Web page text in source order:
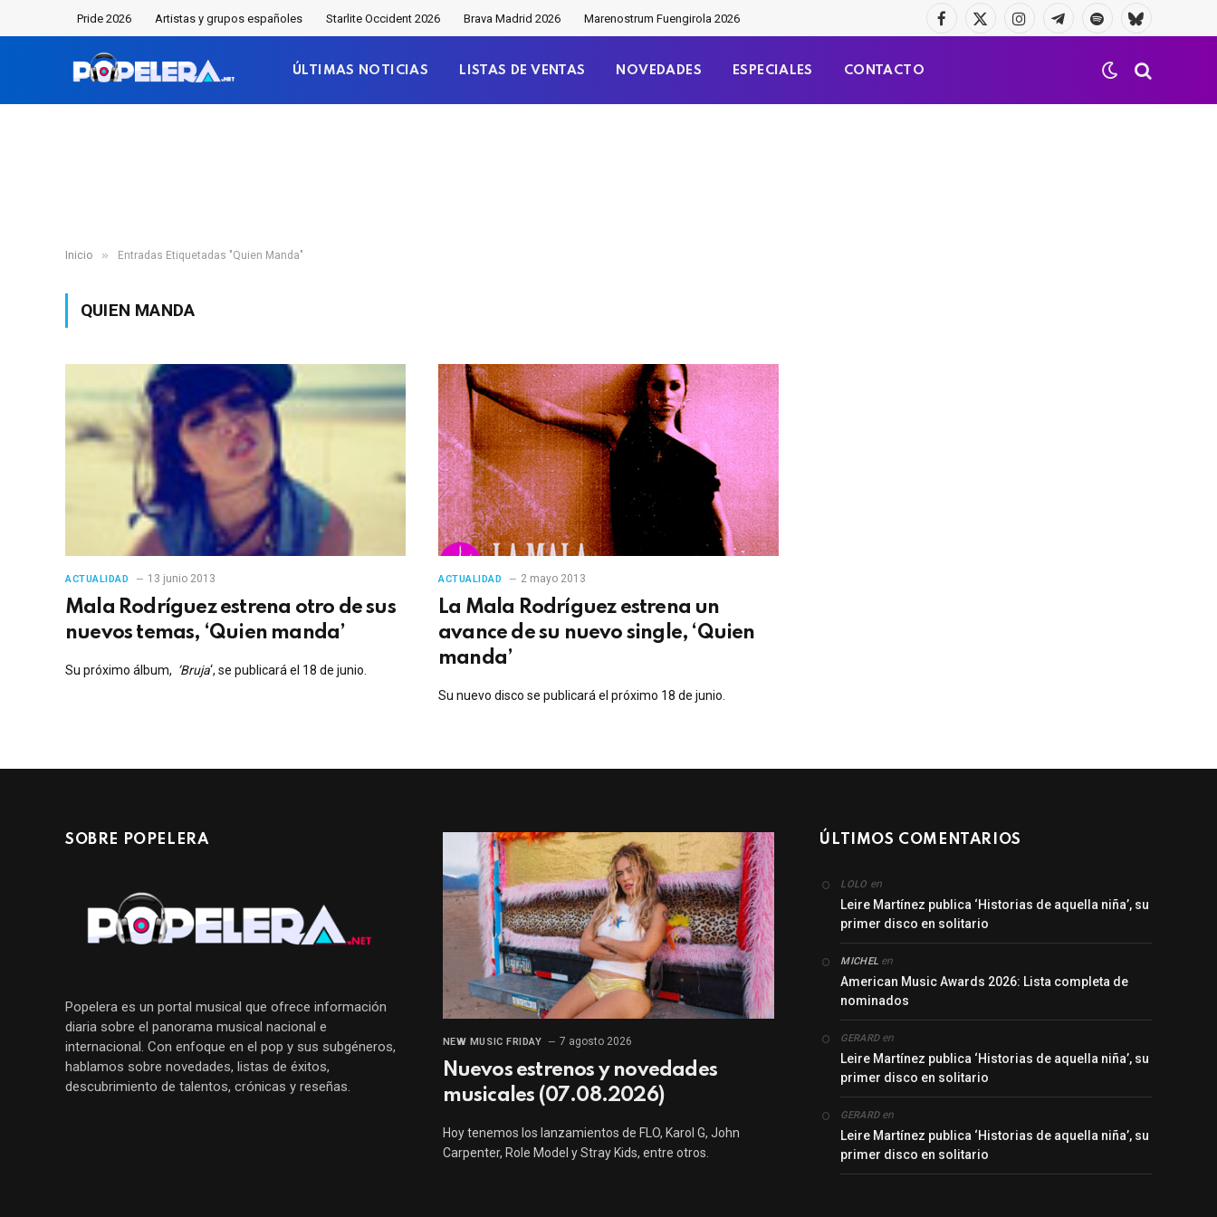
Pride 2026 Artistas y grupos españoles Starlite Occident 2026 Brava Madrid 2026 Marenostrum Fuengirola 2026
Facebook
X
InstagramTelegramaSpotifyBluesky
ÚLTIMAS NOTICIAS LISTAS DE VENTAS NOVEDADES ESPECIALES CONTACTO
Inicio » Entradas Etiquetadas "Quien Manda"
QUIEN MANDA
ACTUALIDAD 13 junio 2013
Mala Rodríguez estrena otro de sus
nuevos temas, ‘Quien manda’
Su próximo álbum, ‘Bruja‘, se publicará el 18 de junio.
ACTUALIDAD 2 mayo 2013
La Mala Rodríguez estrena un
avance de su nuevo single, ‘Quien
manda’
Su nuevo disco se publicará el próximo 18 de junio.
SOBRE POPELERA
Popelera es un portal musical que ofrece información
diaria sobre el panorama musical nacional e
internacional. Con enfoque en el pop y sus subgéneros,
hablamos sobre novedades, listas de éxitos,
descubrimiento de talentos, crónicas y reseñas.
NEW MUSIC FRIDAY 7 agosto 2026
Nuevos estrenos y novedades
musicales (07.08.2026)
Hoy tenemos los lanzamientos de FLO, Karol G, John
Carpenter, Role Model y Stray Kids, entre otros.
ÚLTIMOS COMENTARIOS
LOLO en
Leire Martínez publica ‘Historias de aquella niña’, su
primer disco en solitario
MICHEL en
American Music Awards 2026: Lista completa de
nominados
GERARDen
Leire Martínez publica ‘Historias de aquella niña’, su
primer disco en solitario
GERARDen
Leire Martínez publica ‘Historias de aquella niña’, su
primer disco en solitario